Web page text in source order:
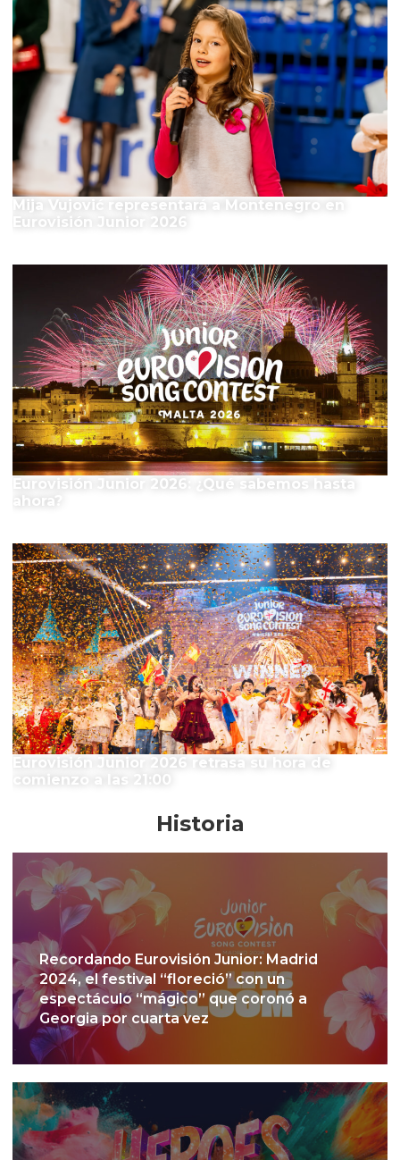
Mija Vujović representará a Montenegro en
Eurovisión Junior 2026
Eurovisión Junior 2026: ¿Qué sabemos hasta
ahora?
Eurovisión Junior 2026 retrasa su hora de
comienzo a las 21:00
Historia
Recordando Eurovisión Junior: Madrid
2024, el festival “floreció” con un
espectáculo “mágico” que coronó a
Georgia por cuarta vez